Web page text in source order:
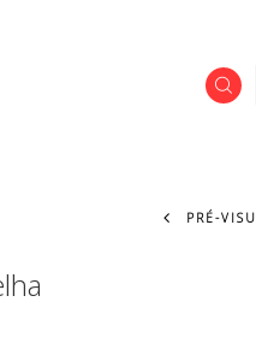
PRÉ-
era: €4.60.